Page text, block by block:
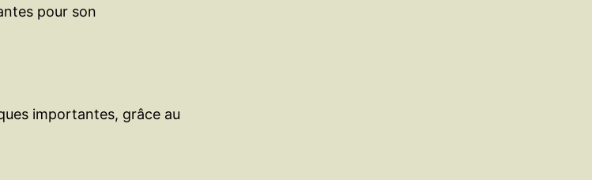
pour son
importantes, grâce au